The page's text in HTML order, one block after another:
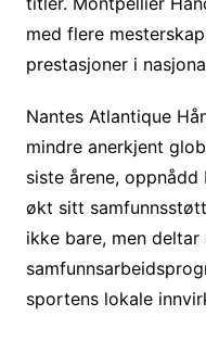
med flere
prestasjoner i
Nantes Atlantique
mindre anerkjent
siste årene,
økt sitt
ikke bare, men deltar
sportens lokale